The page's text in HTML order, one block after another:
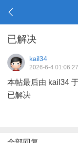
已解决
kail34
2026-6-4 01:06:27
本帖最后由 kail34
已解决